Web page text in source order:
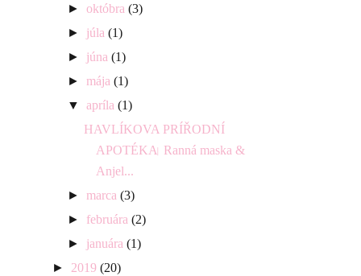
►októbra (3)
► júla (1)
► júna (1)
► mája (1)
▼
apríla (1)
HAVLÍKOVA PRÍŘODNÍ
APOTÉKA ⃒ Ranná maska &
Anjel...
► marca (3)
► februára (2)
► januára (1)
► 2019 (20)